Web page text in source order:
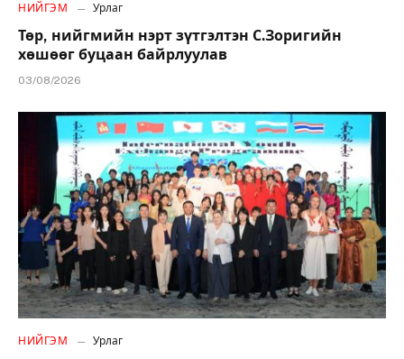
НИЙГЭМ Урлаг
Төр, нийгмийн нэрт зүтгэлтэн С.Зоригийн
хөшөөг буцаан байрлуулав
03/08/2026
НИЙГЭМ Урлаг